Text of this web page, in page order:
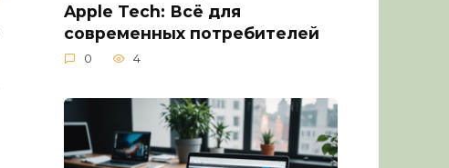
Apple Tech: Всё для
современных потребителей
0 4